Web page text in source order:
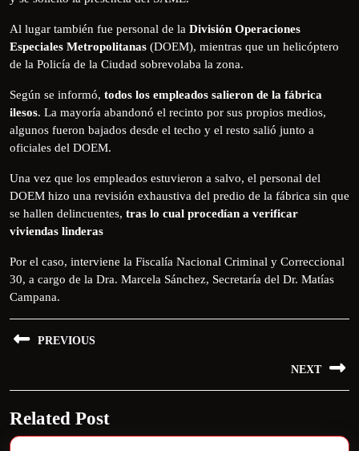
Al lugar también fue personal de la División Operaciones
Especiales Metropolitanas (DOEM), mientras que un helicóptero
de la Policía de la Ciudad sobrevolaba la zona.
Según se informó, todos los empleados salieron de la fábrica
ilesos. La mayoría abandonó el recinto por sus propios medios,
algunos fueron bajados desde el techo y el resto salió junto a
oficiales del DOEM.
Una vez que los empleados estuvieron a salvo, el personal del
DOEM hizo una revisión exhaustiva del predio de la fábrica sin que
se hallen delincuentes, tras lo cual procedían a verificar
viviendas linderas
Por el caso, interviene la Fiscalía Nacional Criminal y Correccional
30, a cargo de la Dra. Marcela Sánchez, Secretaría del Dr. Matías
Campana.
PREVIOUS
NEXT
Related Post